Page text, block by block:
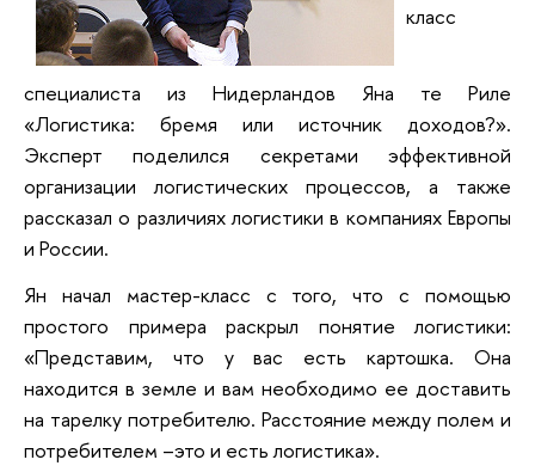
класс
специалиста из Нидерландов Яна те Риле
«Логистика: бремя или источник доходов?».
Эксперт поделился секретами эффективной
организации логистических процессов, а также
рассказал о различиях логистики в компаниях Европы
и России.
Ян начал мастер-класс с того, что с помощью
простого примера раскрыл понятие логистики:
«Представим, что у вас есть картошка. Она
находится в земле и вам необходимо ее доставить
на тарелку потребителю. Расстояние между полем и
потребителем –это и есть логистика».